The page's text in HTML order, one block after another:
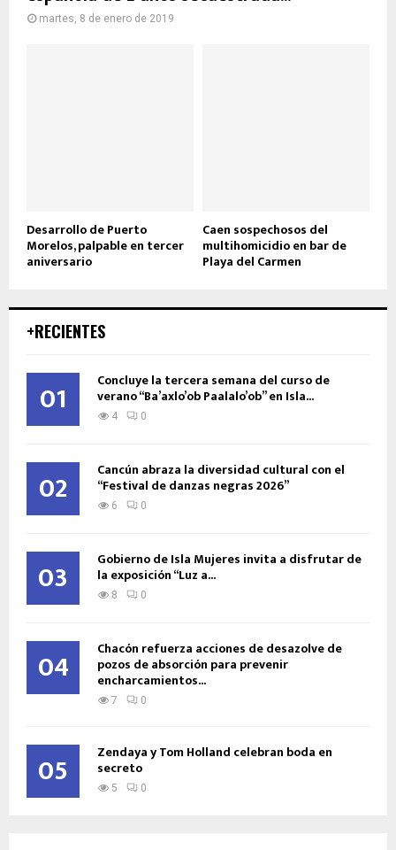
martes, 8 de enero de 2019
Desarrollo de Puerto
Morelos, palpable en tercer
aniversario
Caen sospechosos del
multihomicidio en bar de
Playa del Carmen
+RECIENTES
01 Concluye la tercera semana del curso de
verano “Ba’axlo’ob Paalalo’ob” en Isla...
4 0
02 Cancún abraza la diversidad cultural con el
“Festival de danzas negras 2026”
6 0
03 Gobierno de Isla Mujeres invita a disfrutar de
la exposición “Luz a...
8 0
04 Chacón refuerza acciones de desazolve de
pozos de absorción para prevenir
encharcamientos...
7 0
05 Zendaya y Tom Holland celebran boda en
secreto
5 0